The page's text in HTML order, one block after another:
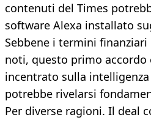
contenuti del Times
software Alexa installato
Sebbene i termini
noti, questo primo accordo
incentrato sulla
potrebbe rivelarsi
Per diverse ragioni. Il deal